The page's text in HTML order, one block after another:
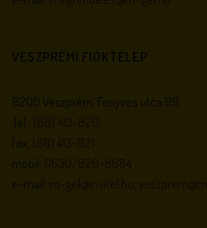
VESZPRÉMI FIÓKTELEP
8200 Veszprém, Fenyves utca 99.
Tel.:
fax:
mobil:
e-mail: